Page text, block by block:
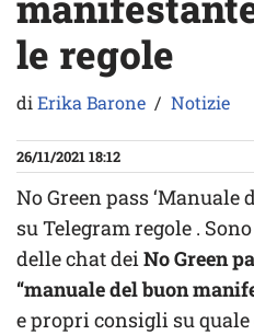
le regole
diErika Barone Notizie
26/11/2021 18:12
No Green pass ‘Manuale
su Telegram regole .
delle chat deiNo Green
“manuale del buon
e propri consigli su